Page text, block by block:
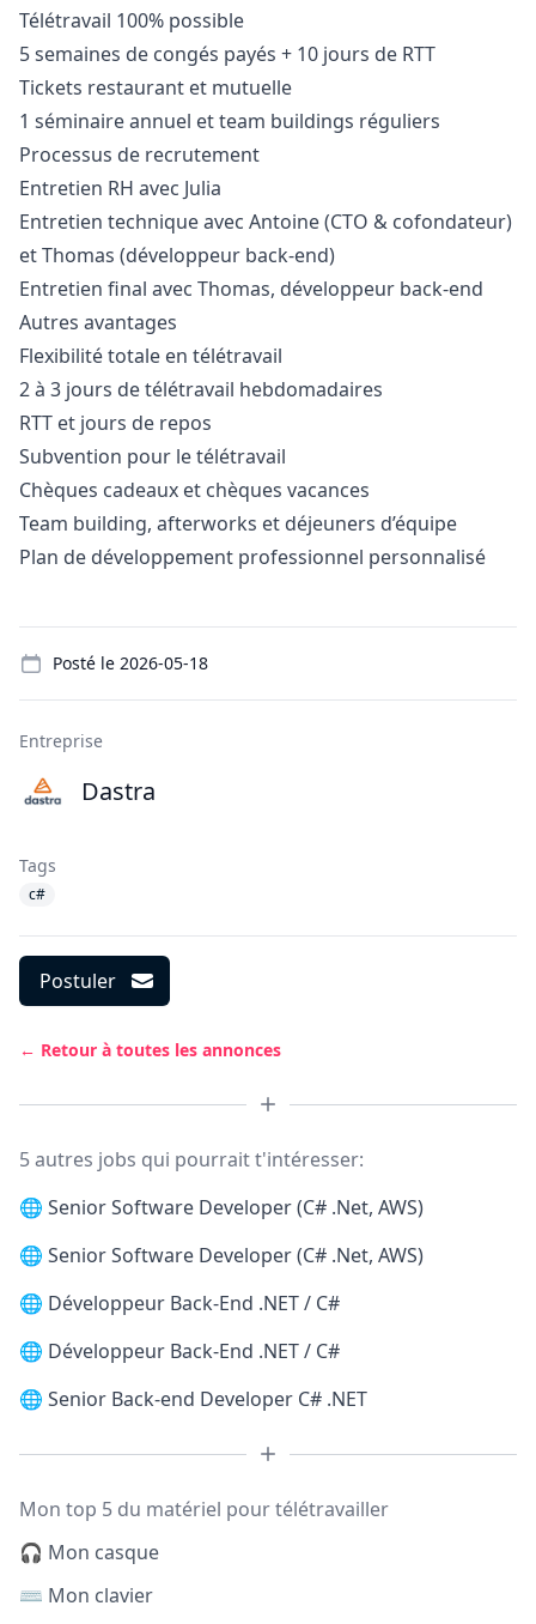
Télétravail 100% possible
5 semaines de congés payés + 10 jours de RTT
Tickets restaurant et mutuelle
1 séminaire annuel et team buildings réguliers
Processus de recrutement
Entretien RH avec Julia
Entretien technique avec Antoine (CTO & cofondateur)
et Thomas (développeur back-end)
Entretien final avec Thomas, développeur back-end
Autres avantages
Flexibilité totale en télétravail
2 à 3 jours de télétravail hebdomadaires
RTT et jours de repos
Subvention pour le télétravail
Chèques cadeaux et chèques vacances
Team building, afterworks et déjeuners d’équipe
Plan de développement professionnel personnalisé
Posté le 2026-05-18
Entreprise
Dastra
Tags
c#
Postuler
← Retour à toutes les annonces
5 autres jobs qui pourrait t'intéresser:
🌐 Senior Software Developer (C# .Net, AWS)
🌐 Senior Software Developer (C# .Net, AWS)
🌐 Développeur Back-End .NET / C#
🌐 Développeur Back-End .NET / C#
🌐 Senior Back-end Developer C# .NET
Mon top 5 du matériel pour télétravailler
🎧 Mon casque
⌨️ Mon clavier